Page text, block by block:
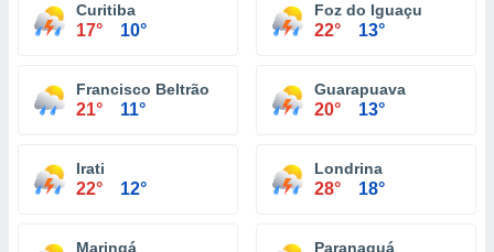
Curitiba
17° 10°
Foz do Iguaçu
22° 13°
Francisco Beltrão
21° 11°
Guarapuava
20° 13°
Irati
22° 12°
Londrina
28° 18°
Maringá Paranaguá